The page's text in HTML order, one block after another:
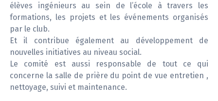
élèves ingénieurs au sein de l’école à travers les
formations, les projets et les événements organisés
par le club.
Et il contribue également au développement de
nouvelles initiatives au niveau social.
Le comité est aussi responsable de tout ce qui
concerne la salle de prière du point de vue entretien ,
nettoyage, suivi et maintenance.